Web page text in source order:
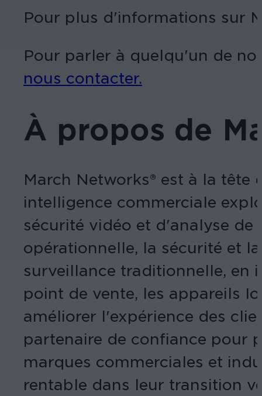
Pour plus d'informations sur
Pour parler à quelqu'un de
nous contacter.
À propos de
March Networks® est à la
intelligence commerciale
sécurité vidéo et d'analyse
opérationnelle, la sécurité et
surveillance traditionnelle, en
point de vente, les appareils
améliorer l'expérience des
partenaire de confiance pour
marques commerciales et
rentable dans leur transition